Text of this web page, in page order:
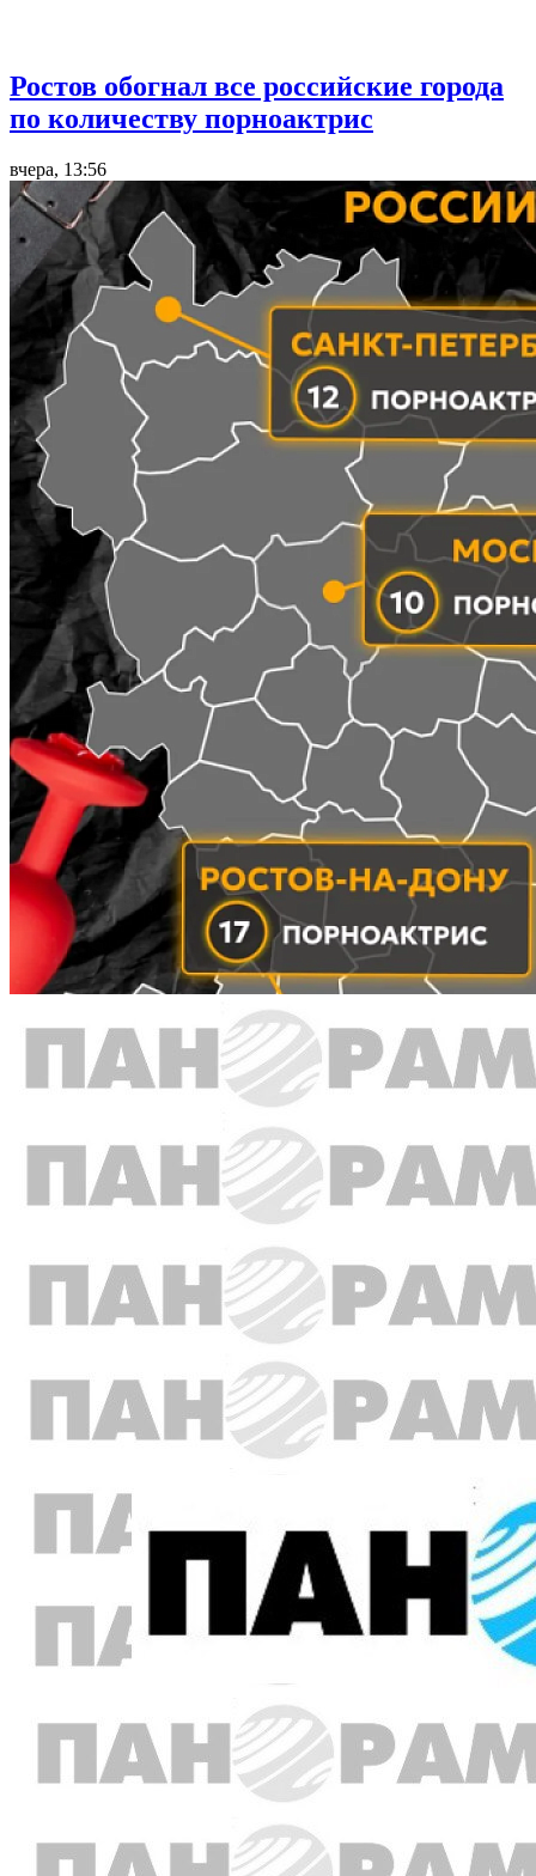
Ростов обогнал все российские города
по количеству порноактрис
вчера, 13:56